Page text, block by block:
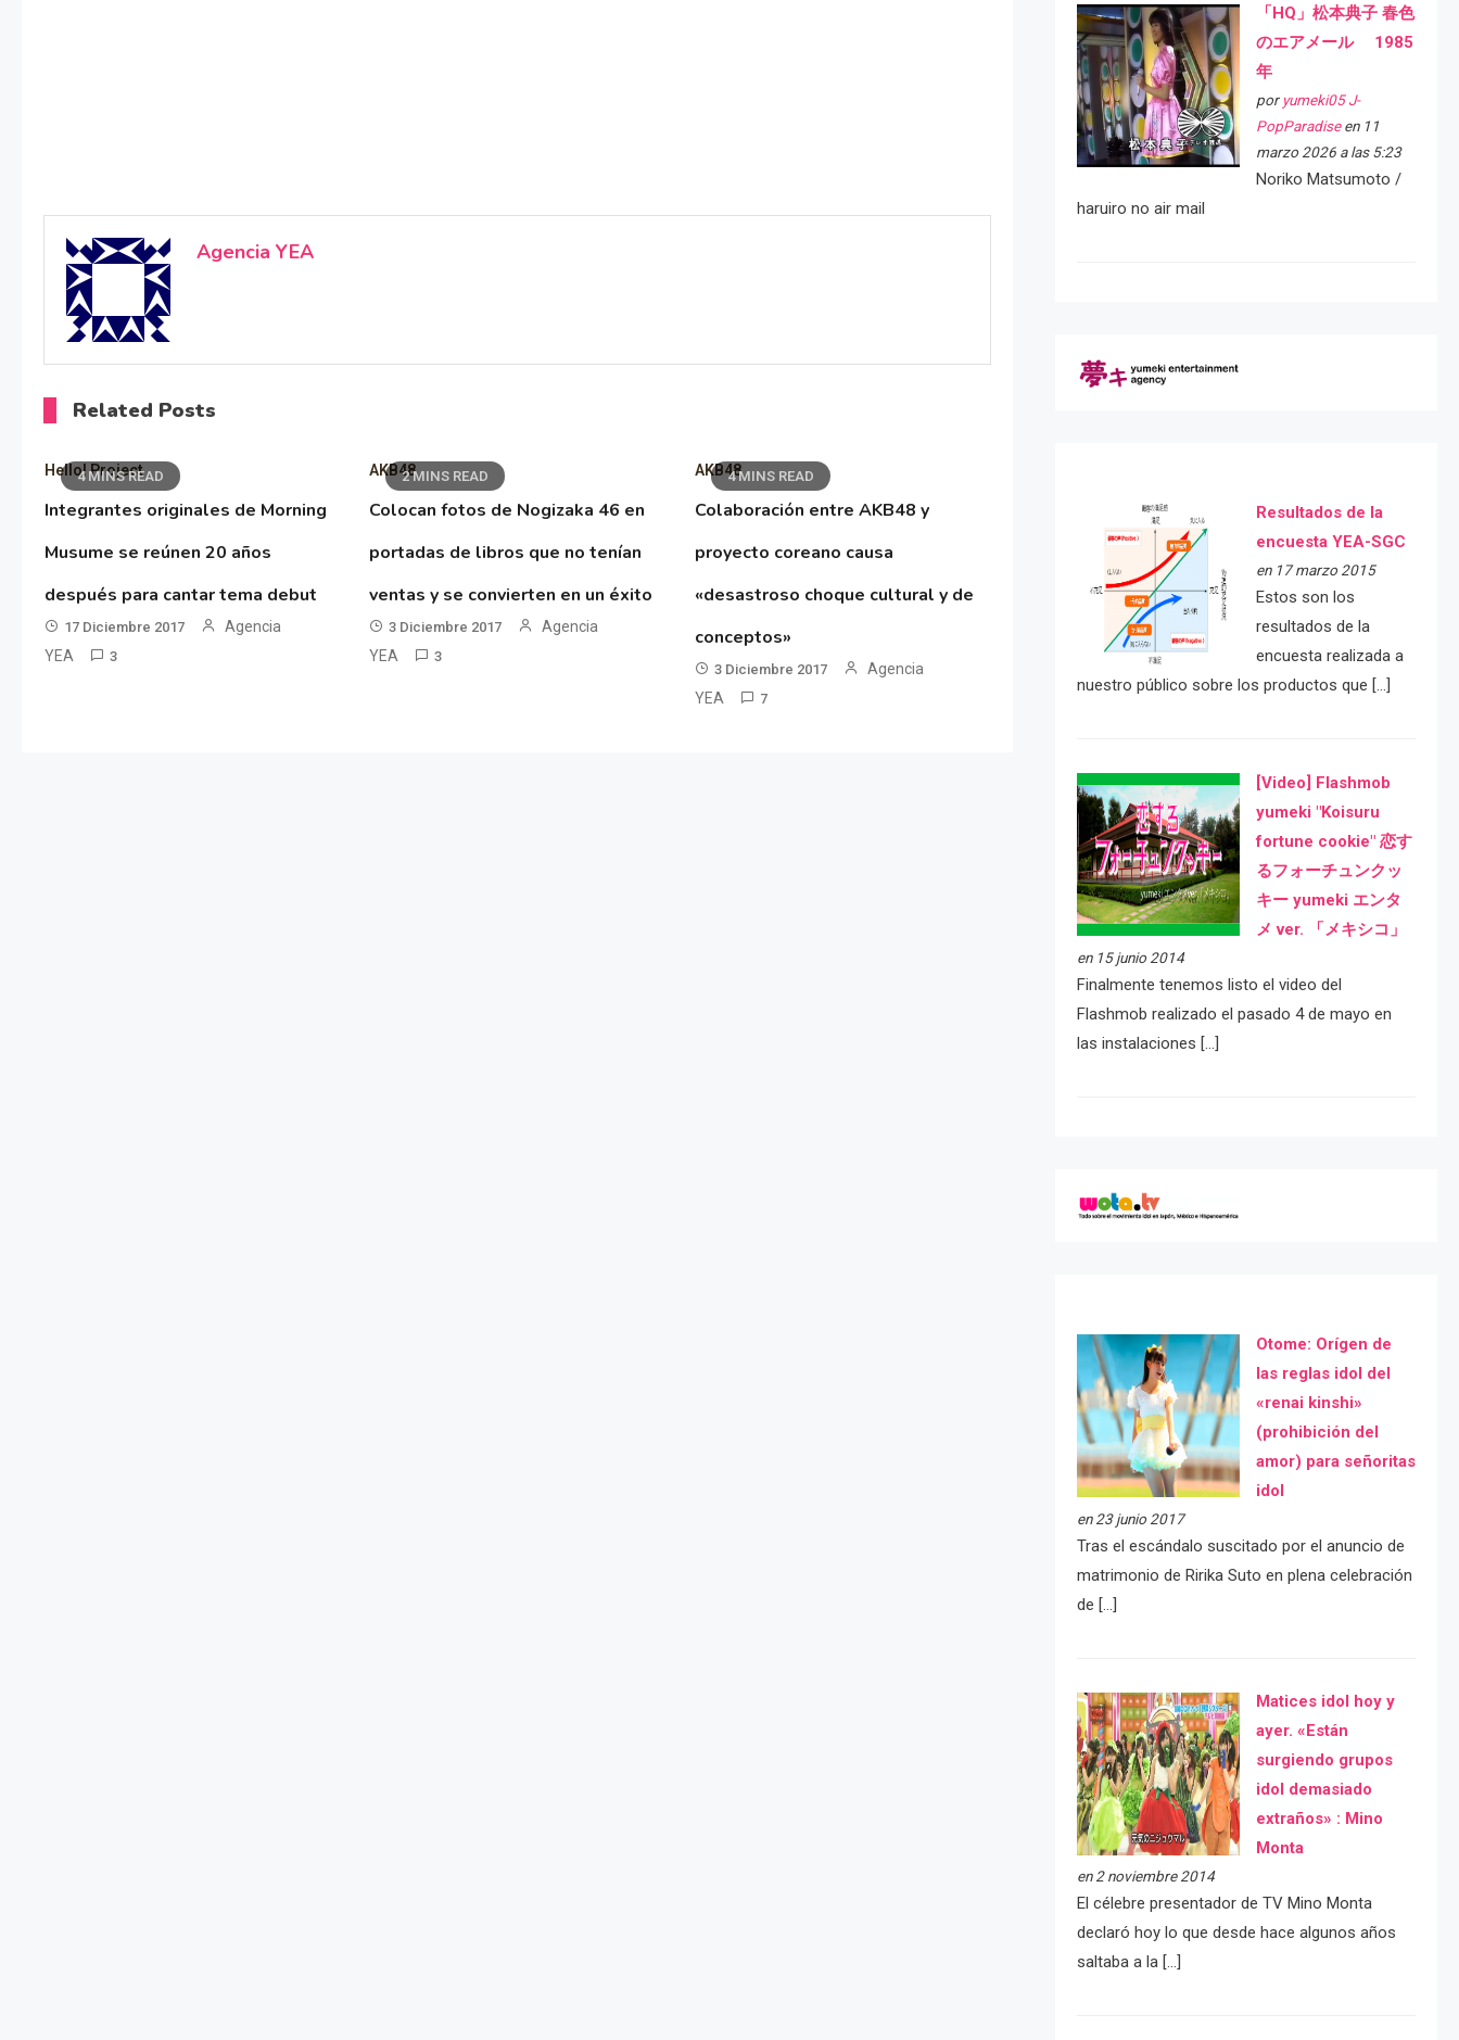
Agencia YEA
Related Posts
4 MINS READ
Hello! Project
Integrantes originales de Morning
Musume se reúnen 20 años
después para cantar tema debut
17 Diciembre 2017
Agencia
YEA
3
2 MINS READ
AKB48
Colocan fotos de Nogizaka 46 en
portadas de libros que no tenían
ventas y se convierten en un éxito
3 Diciembre 2017
Agencia
YEA
3
4 MINS READ
AKB48
Colaboración entre AKB48 y
proyecto coreano causa
«desastroso choque cultural y de
conceptos»
3 Diciembre 2017
Agencia
YEA
7
「HQ」松本典子 春色
のエアメール 1985
年
por yumeki05 J-
PopParadiseen 11
marzo 2026 a las 5:23
Noriko Matsumoto /
haruiro no air mail
Resultados de la
encuesta YEA-SGC
en 17 marzo 2015
Estos son los
resultados de la
encuesta realizada a
nuestro público sobre los productos que […]
[Video] Flashmob
yumeki "Koisuru
fortune cookie" 恋す
るフォーチュンクッ
キー yumeki エンタ
メ ver. 「メキシコ」
en 15 junio 2014
Finalmente tenemos listo el video del
Flashmob realizado el pasado 4 de mayo en
las instalaciones […]
Otome: Orígen de
las reglas idol del
«renai kinshi»
(prohibición del
amor) para señoritas
idol
en 23 junio 2017
Tras el escándalo suscitado por el anuncio de
matrimonio de Ririka Suto en plena celebración
de […]
Matices idol hoy y
ayer. «Están
surgiendo grupos
idol demasiado
extraños» : Mino
Monta
en 2 noviembre 2014
El célebre presentador de TV Mino Monta
declaró hoy lo que desde hace algunos años
saltaba a la […]